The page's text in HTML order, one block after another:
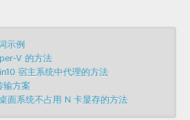
示例
V 的方法
宿主系统中代理的方法
输方案
面系统不占用 N 卡显存的方法